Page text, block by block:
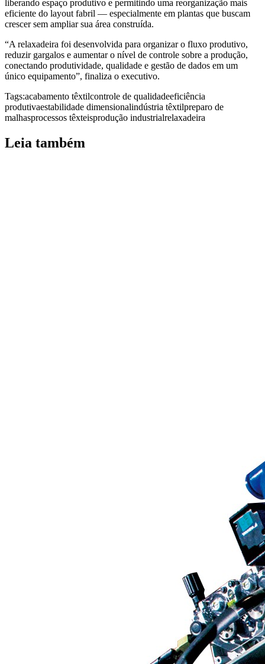
liberando espaço produtivo e permitindo uma reorganização mais
eficiente do layout fabril — especialmente em plantas que buscam
crescer sem ampliar sua área construída.
“A relaxadeira foi desenvolvida para organizar o fluxo produtivo,
reduzir gargalos e aumentar o nível de controle sobre a produção,
conectando produtividade, qualidade e gestão de dados em um
único equipamento”, finaliza o executivo.
Tags:acabamento têxtilcontrole de qualidadeeficiência
produtivaestabilidade dimensionalindústria têxtilpreparo de
malhasprocessos têxteisprodução industrialrelaxadeira
Leia também